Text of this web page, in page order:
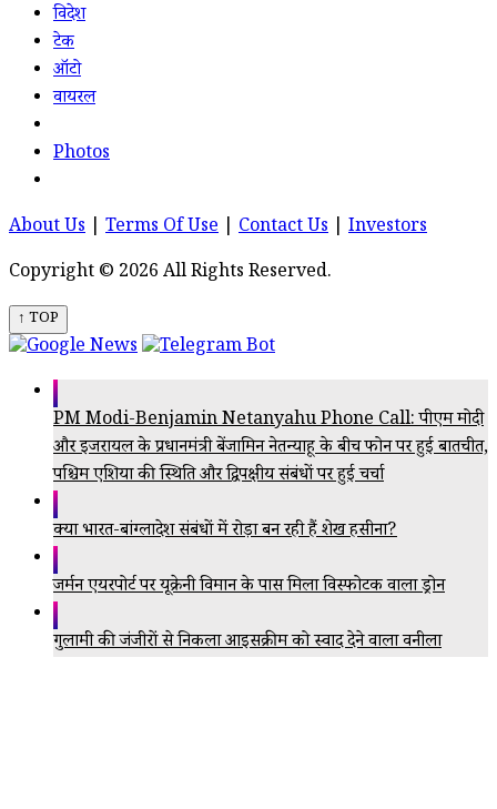
विदेश
टेक
ऑटो
वायरल
Photos
About Us Terms Of Use Contact Us
Investors
Copyright © 2026 All Rights Reserved.
↑ TOP
PM Modi-Benjamin Netanyahu Phone Call: पीएम मोदी
और इजरायल के प्रधानमंत्री बेंजामिन नेतन्याहू के बीच फोन पर हुई बातचीत,
पश्चिम एशिया की स्थिति और द्विपक्षीय संबंधों पर हुई चर्चा
क्या भारत-बांग्लादेश संबंधों में रोड़ा बन रही हैं शेख हसीना?
जर्मन एयरपोर्ट पर यूक्रेनी विमान के पास मिला विस्फोटक वाला ड्रोन
गुलामी की जंजीरों से निकला आइसक्रीम को स्वाद देने वाला वनीला